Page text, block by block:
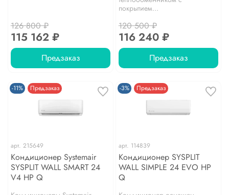
126 800 ₽
115 162 ₽
Предзаказ
покрытием...
120 500 ₽
116 240 ₽
Предзаказ
-11% Предзаказ
арт. 215649
Кондиционер Systemair
SYSPLIT WALL SMART 24
V4 HP Q
-3% Предзаказ
арт. 114839
Кондиционер SYSPLIT
WALL SIMPLE 24 EVO HP
Q